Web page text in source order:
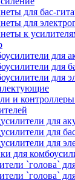
для бас-
для
к
для
для
для
и
для
для
для
для
`голова`
`голова`